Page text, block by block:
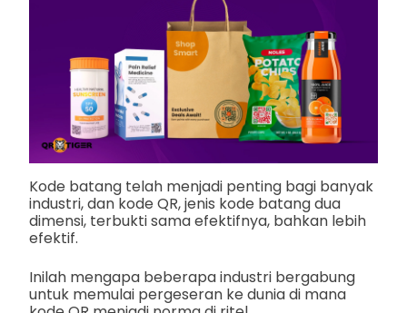
Kode batang telah menjadi penting bagi banyak
industri, dan kode QR, jenis kode batang dua
dimensi, terbukti sama efektifnya, bahkan lebih
efektif.
Inilah mengapa beberapa industri bergabung
untuk memulai pergeseran ke dunia di mana